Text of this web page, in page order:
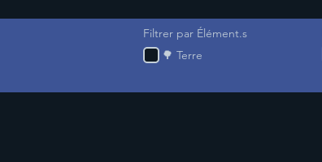
Filtrer par Élément.s
🌳 Terre